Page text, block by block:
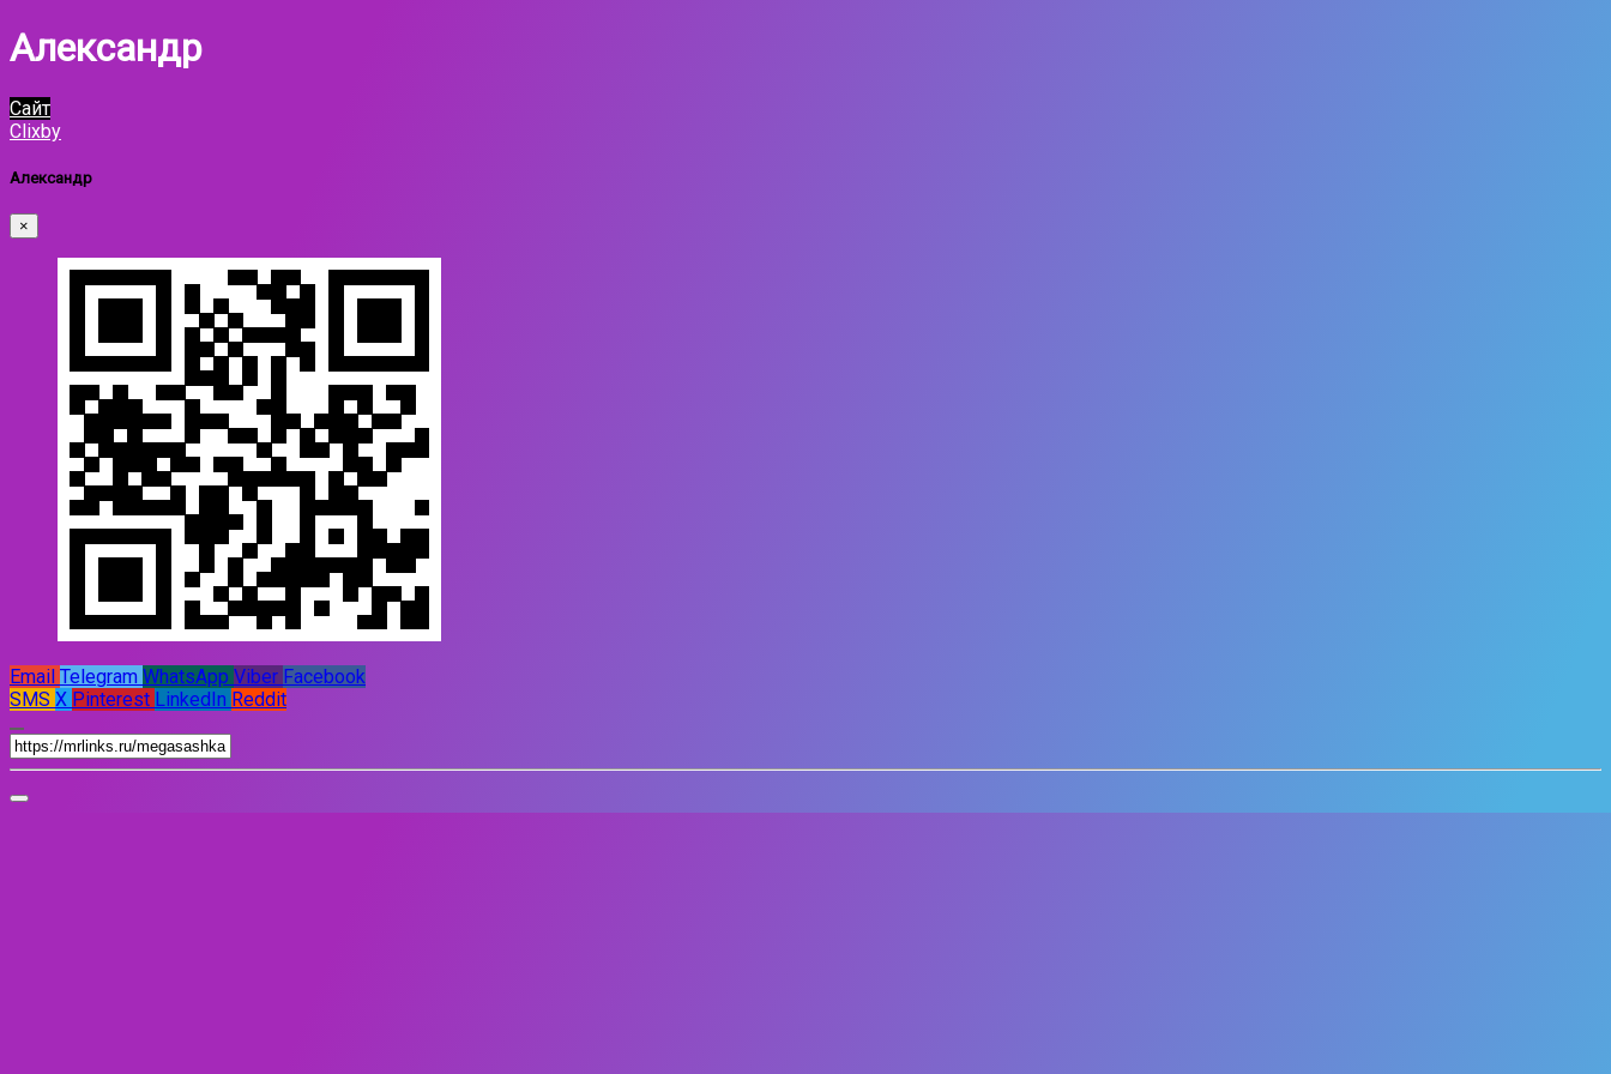
Александр
Сайт
Clixby
Александр
×
Email Telegram WhatsApp Viber Facebook
SMS X Pinterest LinkedIn Reddit